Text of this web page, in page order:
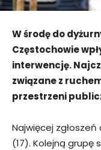
W środę do
Częstochowie
interwencję.
związane z
przestrzeni
Najwięcej
(17). Kolejną grupę